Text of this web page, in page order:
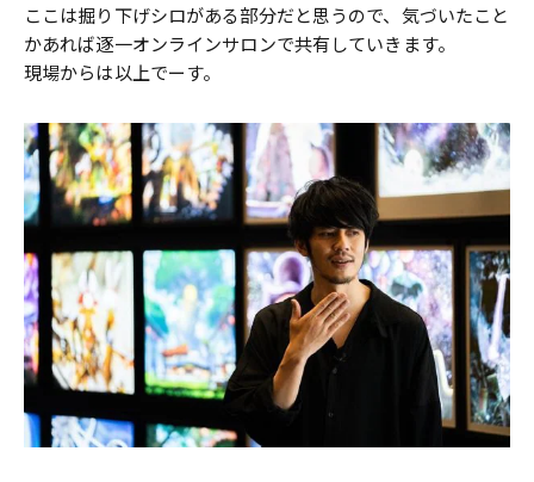
ここは掘り下げシロがある部分だと思うので、気づいたこと
かあれば逐一オンラインサロンで共有していきます。
現場からは以上でーす。